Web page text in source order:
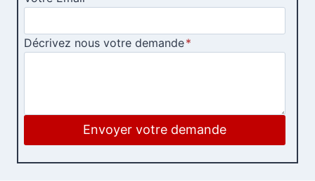
Décrivez nous votre demande*
Envoyer votre demande